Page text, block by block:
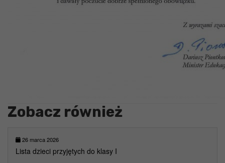
Zobacz również
26 marca 2026
Lista dzieci przyjętych do klasy I